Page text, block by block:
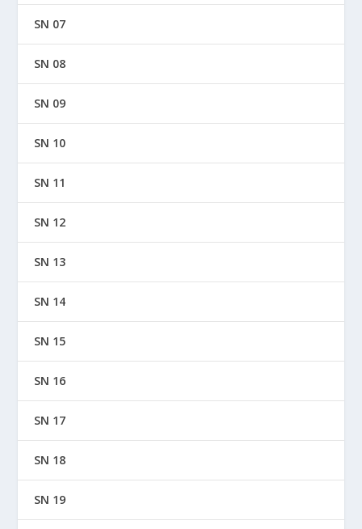
SN 07
SN 08
SN 09
SN 10
SN 11
SN 12
SN 13
SN 14
SN 15
SN 16
SN 17
SN 18
SN 19